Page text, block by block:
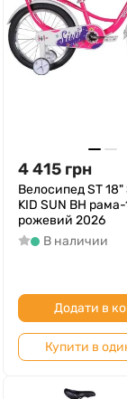
4 415 грн
Велосипед ST 18"
KID SUN BH
рожевий 2026
В наличии
Додати в
Купити в